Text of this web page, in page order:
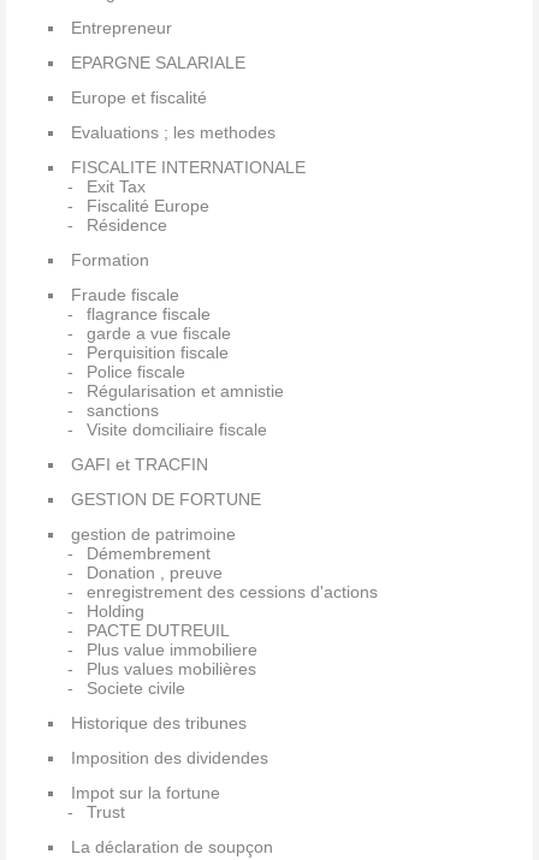
Entrepreneur
EPARGNE SALARIALE
Europe et fiscalité
Evaluations ; les methodes
FISCALITE INTERNATIONALE
Exit Tax
Fiscalité Europe
Résidence
Formation
Fraude fiscale
flagrance fiscale
garde a vue fiscale
Perquisition fiscale
Police fiscale
Régularisation et amnistie
sanctions
Visite domciliaire fiscale
GAFI et TRACFIN
GESTION DE FORTUNE
gestion de patrimoine
Démembrement
Donation , preuve
enregistrement des cessions d'actions
Holding
PACTE DUTREUIL
Plus value immobiliere
Plus values mobilières
Societe civile
Historique des tribunes
Imposition des dividendes
Impot sur la fortune
Trust
La déclaration de soupçon